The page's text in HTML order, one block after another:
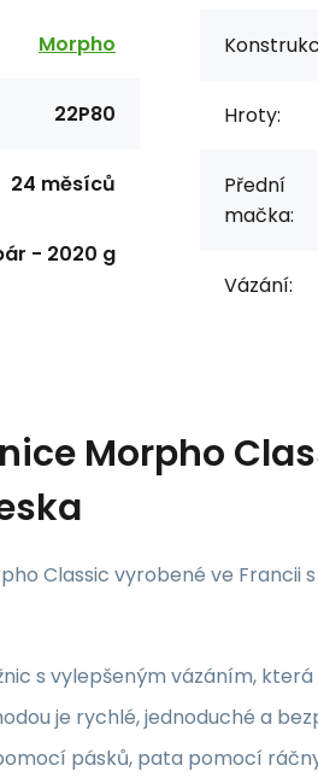
Morpho
22P80
24 měsíců
- 2020 g
Hroty:
Přední
mačka:
Vázání:
Morpho
Classic vyrobené ve Francii
s vylepšeným vázáním,
je rychlé, jednoduché a
pásků, pata pomocí